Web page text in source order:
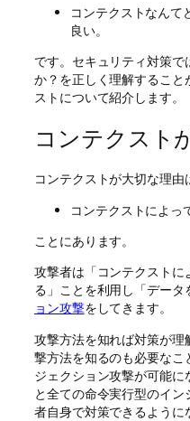
コンテクストなんて
良い。
です。セキュリティ対策
か？を正しく理解すること
ストについて紹介します。
コンテクスト
コンテクストが大切な理由
コンテクストによっ
ことにあります。
攻撃者は「コンテクスト
る」ことを利用し「データ
ョン攻撃をしてきます。
攻撃方法を知れば対策が
撃方法を知るのも必要な
ジェクション攻撃が可能
と全ての命令実行型のイ
者自身で対策できるように